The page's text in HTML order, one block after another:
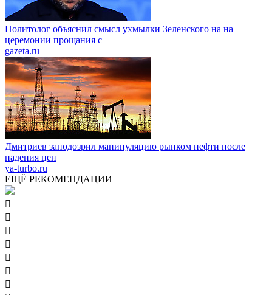
Политолог объяснил смысл ухмылки Зеленского на на
церемонии прощания с
gazeta.ru
Дмитриев заподозрил манипуляцию рынком нефти после
падения цен
ya-turbo.ru
ЕЩЁ РЕКОМЕНДАЦИИ






